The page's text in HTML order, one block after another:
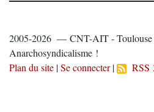
2005-2026 — CNT-AIT - Toulouse
Anarchosyndicalisme !
Plan du site |Se connecter| RSS